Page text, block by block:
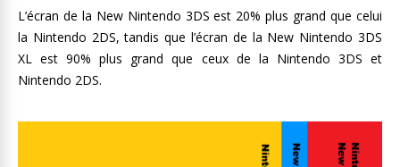
L’écran de la New Nintendo 3DS est 20% plus grand que celui
la Nintendo 2DS, tandis que l’écran de la New Nintendo 3DS
XL est 90% plus grand que ceux de la Nintendo 3DS et
Nintendo 2DS.